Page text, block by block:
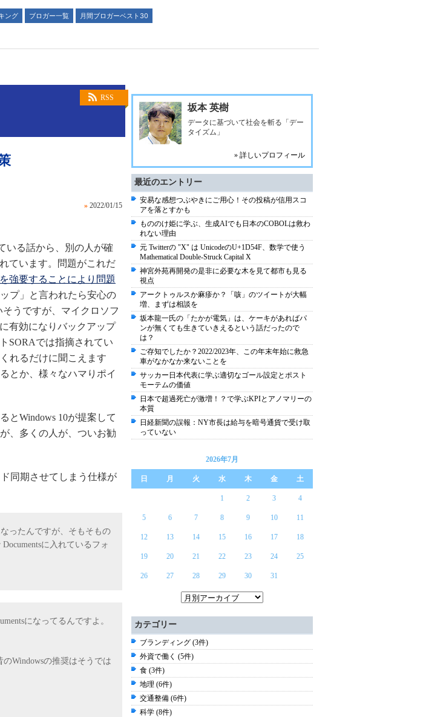
ング ブロガー一覧
月間ブロガーベスト30
RSS
» 2022/01/15
いる話から、別の人が確
ています。問題がこれだ
強要することにより問題
プ」と言われたら安心の
うですが、マイクロソフ
有効になりバックアップ
SORAでは指摘されてい
れるだけに聞こえます
とか、様々なハマりポイ
とWindows 10が提案して
、多くの人が、ついお勧
同期させてしまう仕様が
ったんですが、そもそもの
に入れているフォ
になってるんですよ。
Windowsの推奨はそうでは
坂本 英樹
データに基づいて社会を斬る「デー
タイズム」
» 詳しいプロフィール
最近のエントリー
安易な感想つぶやきにご用心！その投稿が信用スコ
アを落とすかも
もののけ姫に学ぶ、生成AIでも日本のCOBOLは救わ
れない理由
元 Twitterの "X" は UnicodeのU+1D54F、数学で使う
Mathematical Double-Struck Capital X
神宮外苑再開発の是非に必要な木を見て都市も見る
視点
アークトゥルスか麻疹か？「咳」のツイートが大幅
増、まずは相談を
坂本龍一氏の「たかが電気」は、ケーキがあればパ
ンが無くても生きていきえるという話だったので
は？
ご存知でしたか？2022/2023年、この年末年始に救急
車がなかなか来ないことを
サッカー日本代表に学ぶ適切なゴール設定とポスト
モーテムの価値
日本で超過死亡が激増！？で学ぶKPIとアノマリーの
本質
日経新聞の誤報：NY市長は給与を暗号通貨で受け取
っていない
2026年7月
日 月 火 水 木 金 土
1 2 3 4
5 6 7 8 9 10 11
12 13 14 15 16 17 18
19 20 21 22 23 24 25
26 27 28 29 30 31
カテゴリー
ブランディング (3件)
外資で働く (5件)
食 (3件)
地理 (6件)
交通整備 (6件)
科学 (8件)